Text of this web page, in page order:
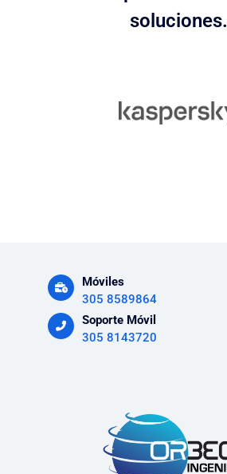
soluciones.
Móviles
305 8589864
Soporte Móvil
305 8143720